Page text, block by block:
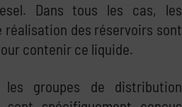
Dans tous les cas, les
des réservoirs sont
contenir ce liquide.
les groupes de distribution